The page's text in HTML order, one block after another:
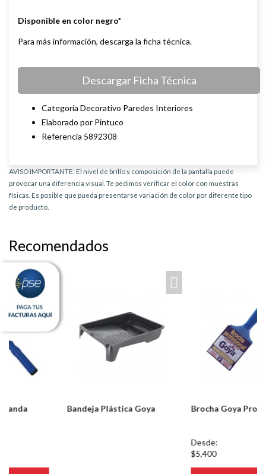
Disponible en color negro*
Para más información, descarga la ficha técnica.
Descargar Ficha Técnica
Categoría Decorativo Paredes Interiores
Elaborado por Pintuco
Referencia 5892308
AVISO IMPORTANTE: El nivel de brillo y composición de la pantalla puede
provocar una diferencia visual. Te pedimos verificar el color con muestras
físicas. Es posible que pueda presentarse variación de color por diferente tipo
de producto.
Recomendados
Bandeja Plástica Goya
/PageGearCloud/www/html/es/dominios/ferreinox.pagegear.co/
Brocha Goya Profesional